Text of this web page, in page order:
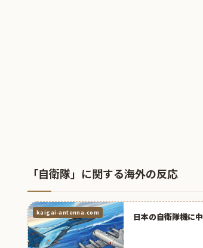
「自衛隊」に関する海外の反応
kaigai-antenna.com 日本の自衛隊機に